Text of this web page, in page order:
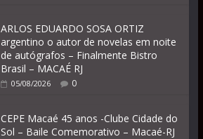
ARLOS EDUARDO SOSA ORTIZ
argentino o autor de novelas em noite
de autógrafos – Finalmente Bistro
Brasil – MACAÉ RJ
05/08/2026 0
CEPE Macaé 45 anos -Clube Cidade do
Sol – Baile Comemorativo – Macaé-RJ